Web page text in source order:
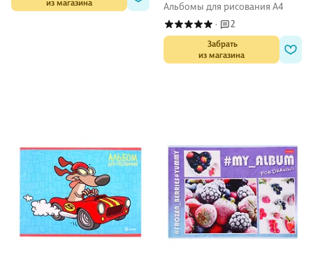
из магазина
Альбомы для рисования А4
· 2
Забрать
из магазина